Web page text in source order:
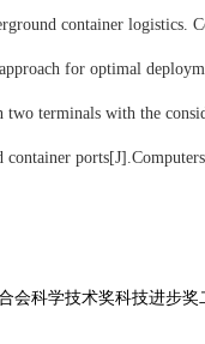
container logistics.
for optimal
two terminals with the
container ports[J].
会科学技术奖科技进步奖